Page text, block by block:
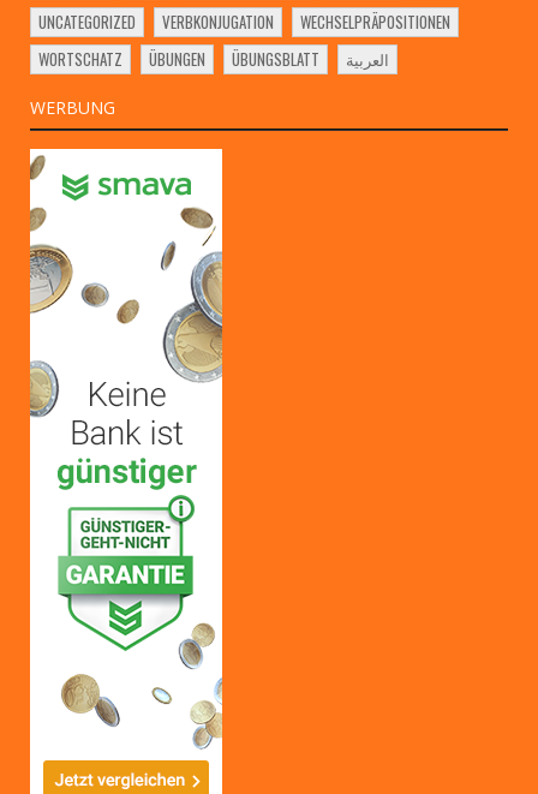
UNCATEGORIZED
VERBKONJUGATION
WECHSELPRÄPOSITIONEN
WORTSCHATZ
ÜBUNGEN ÜBUNGSBLATT العربية
WERBUNG